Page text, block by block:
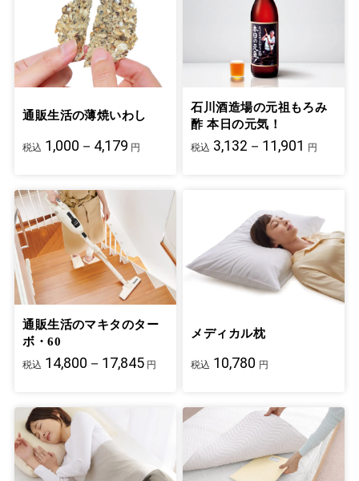
通販生活の薄焼いわし
税込 1,000－4,179 円
石川酒造場の元祖もろみ
酢 本日の元気！
税込 3,132－11,901 円
通販生活のマキタのター
ボ・60
税込 14,800－17,845 円
メディカル枕
税込 10,780 円